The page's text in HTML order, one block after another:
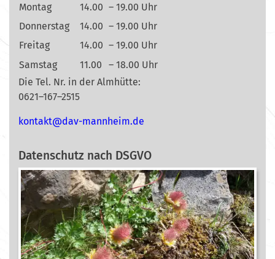
Montag 14.00 – 19.00 Uhr
Donnerstag
14.00 – 19.00 Uhr
Freitag
14.00 – 19.00 Uhr
Samstag
11.00
– 18.00 Uhr
Die Tel. Nr. in der Almhütte:
0621–167–2515
ed.mi
ehnna
m-vad
@tkat
nok
Datenschutz nach DSGVO